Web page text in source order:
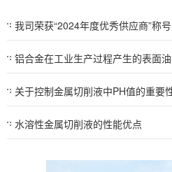
我司荣获“2024年度优秀供应商”称号
铝合金在工业生产过程产生的表面
关于控制金属切削液中PH值的重要
水溶性金属切削液的性能优点